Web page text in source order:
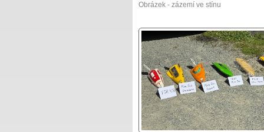
Obrázek - zázemí ve stínu